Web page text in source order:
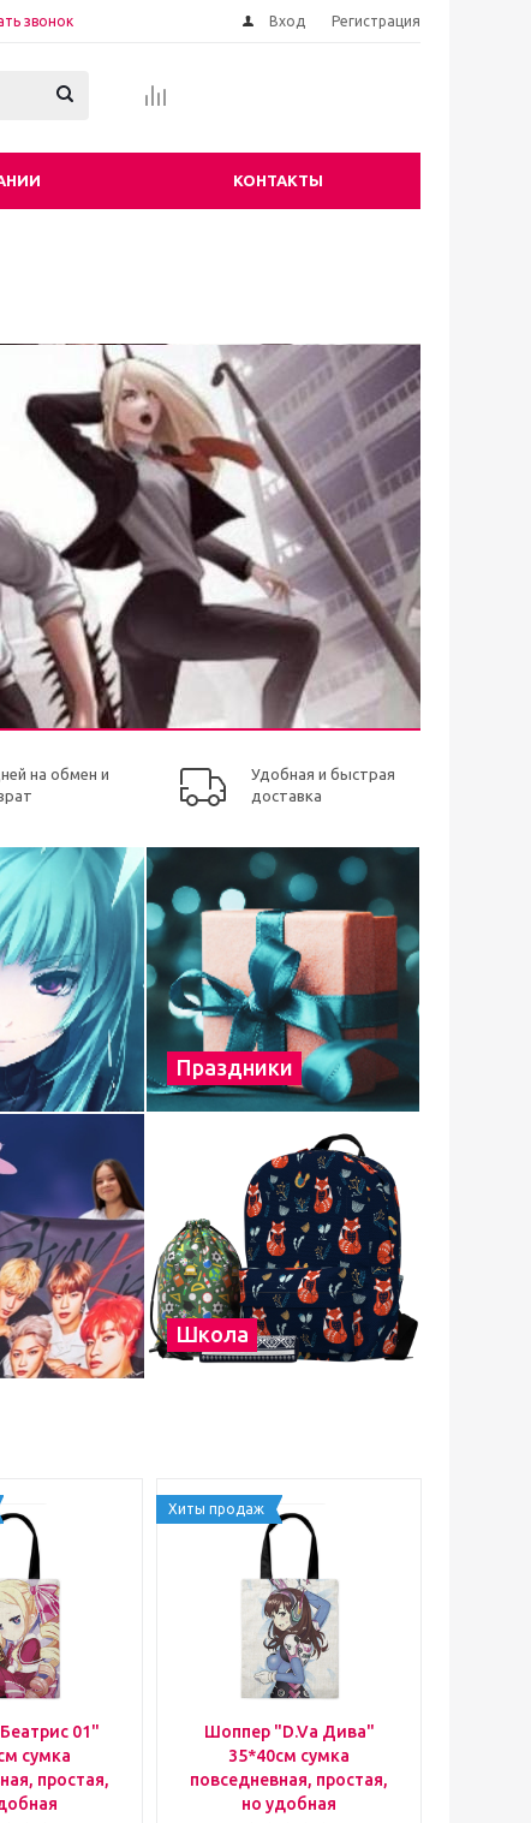
звонок Вход Регистрация
КОНТАКТЫ
на обмен и
Удобная и быстрая
доставка
Праздники
Школа
01"
сумка
простая,
Хиты продаж
Шоппер "D.Va Дива"
35*40см сумка
повседневная, простая,
но удобная